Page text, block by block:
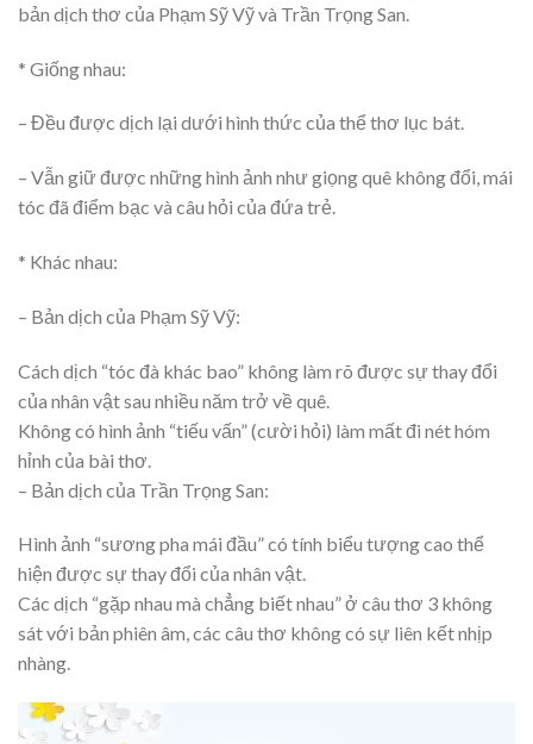
bản dịch thơ của Phạm Sỹ Vỹ và Trần Trọng San.
* Giống nhau:
– Đều được dịch lại dưới hình thức của thể thơ lục bát.
– Vẫn giữ được những hình ảnh như giọng quê không đổi, mái
tóc đã điểm bạc và câu hỏi của đứa trẻ.
* Khác nhau:
– Bản dịch của Phạm Sỹ Vỹ:
Cách dịch “tóc đà khác bao” không làm rõ được sự thay đổi
của nhân vật sau nhiều năm trở về quê.
Không có hình ảnh “tiếu vấn” (cười hỏi) làm mất đi nét hóm
hỉnh của bài thơ.
– Bản dịch của Trần Trọng San:
Hình ảnh “sương pha mái đầu” có tính biểu tượng cao thể
hiện được sự thay đổi của nhân vật.
Các dịch “gặp nhau mà chẳng biết nhau” ở câu thơ 3 không
sát với bản phiên âm, các câu thơ không có sự liên kết nhịp
nhàng.